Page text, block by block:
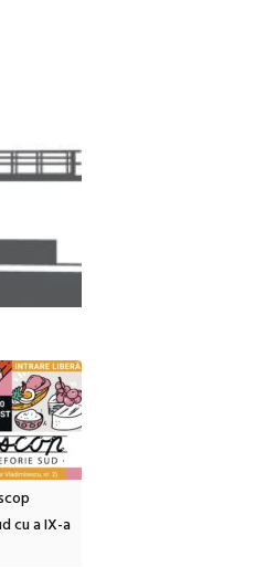
cu a IX-a